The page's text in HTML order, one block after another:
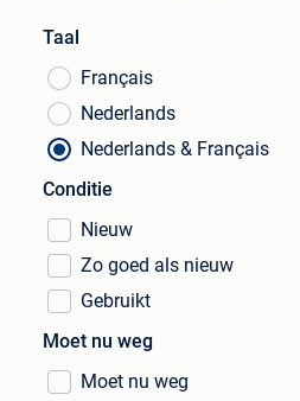
Taal
Français
Nederlands
Nederlands & Français
Conditie
Nieuw
Zo goed als nieuw
Gebruikt
Moet nu weg
Moet nu weg